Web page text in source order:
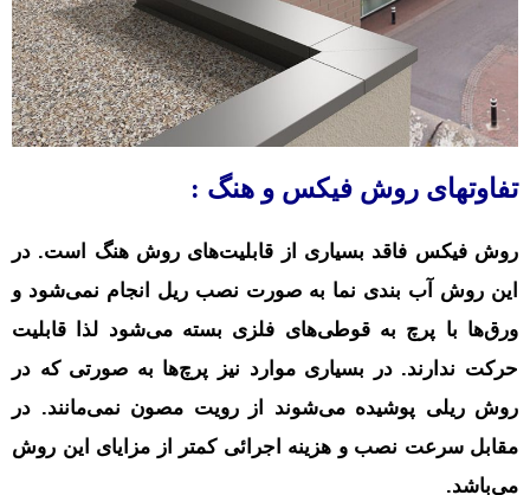
تفاوتهای روش فیکس و هنگ :
روش فیکس فاقد بسیاری از قابلیت‌های روش هنگ است. در
این روش آب بندی نما به صورت نصب ریل انجام نمی‌شود و
ورق‌ها با پرچ به قوطی‌های فلزی بسته می‌شود لذا قابلیت
حرکت ندارند. در بسیاری موارد نیز پرچ‌ها به صورتی که در
روش ریلی پوشیده می‌شوند از رویت مصون نمی‌مانند. در
مقابل سرعت نصب و هزینه اجرائی کمتر از مزایای این روش
می‌باشد.